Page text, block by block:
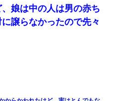
娘は中の人は男の赤ち
譲らなかったので先々